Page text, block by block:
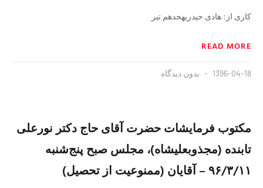
کاری از: هادی حیدریهجدهم تیر
READ MORE
1396-04-18 بدون دیدگاه
مکتوب فرمایشات حضرت آقای حاج دکتر نورعلی
تابنده (مجذوبعلیشاه)، مجلس صبح پنج‌شنبه
۹۶/۳/۱۱ – آقایان (ممنوعیت از تحصیل)